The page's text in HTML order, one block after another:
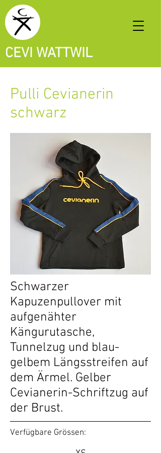
CEVI WATTWIL
Pulli Cevianerin
schwarz
Schwarzer
Kapuzenpullover mit
aufgenähter
Kängurutasche,
Tunnelzug und blau-
gelbem Längsstreifen auf
dem Ärmel. Gelber
Cevianerin-Schriftzug auf
der Brust.
Verfügbare Grössen: